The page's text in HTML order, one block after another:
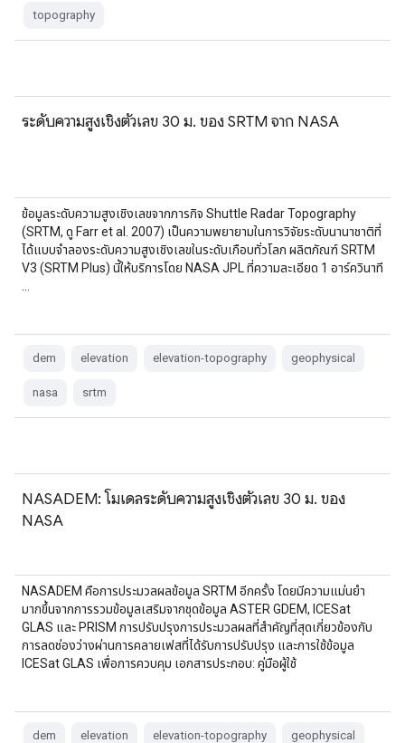
topography
ระดับความสูงเชิงตัวเลข 30 ม. ของ SRTM จาก NASA
ข้อมูลระดับความสูงเชิงเลขจากภารกิจ Shuttle Radar Topography
(SRTM, ดู Farr et al. 2007) เป็นความพยายามในการวิจัยระดับนานาชาติที่
ได้แบบจำลองระดับความสูงเชิงเลขในระดับเกือบทั่วโลก ผลิตภัณฑ์ SRTM
V3 (SRTM Plus) นี้ให้บริการโดย NASA JPL ที่ความละเอียด 1 อาร์ควินาที
dem elevation elevation-topography geophysical
nasa srtm
NASADEM: โมเดลระดับความสูงเชิงตัวเลข 30 ม. ของ
NASA
NASADEM คือการประมวลผลข้อมูล SRTM อีกครั้ง โดยมีความแม่นยำ
มากขึ้นจากการรวมข้อมูลเสริมจากชุดข้อมูล ASTER GDEM, ICESat
GLAS และ PRISM การปรับปรุงการประมวลผลที่สำคัญที่สุดเกี่ยวข้องกับ
การลดช่องว่างผ่านการคลายเฟสที่ได้รับการปรับปรุง และการใช้ข้อมูล
ICESat GLAS เพื่อการควบคุม เอกสารประกอบ: คู่มือผู้ใช้
dem elevation elevation-topography geophysical